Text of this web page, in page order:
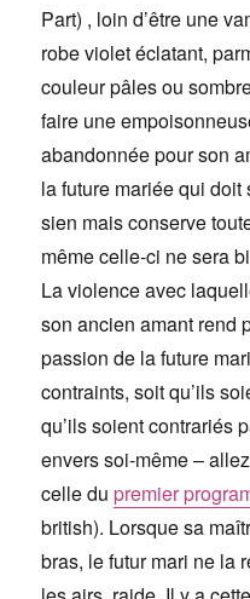
Part) , loin d’être une
robe violet éclatant,
couleur pâles ou
faire une
abandonnée pour son
la future mariée qui
sien mais conserve
même celle-ci ne sera
La violence avec
son ancien amant rend
passion de la future
contraints, soit qu’ils
qu’ils soient contrariés
envers soi-même –
celle dupremier
british). Lorsque sa
bras, le futur mari ne la